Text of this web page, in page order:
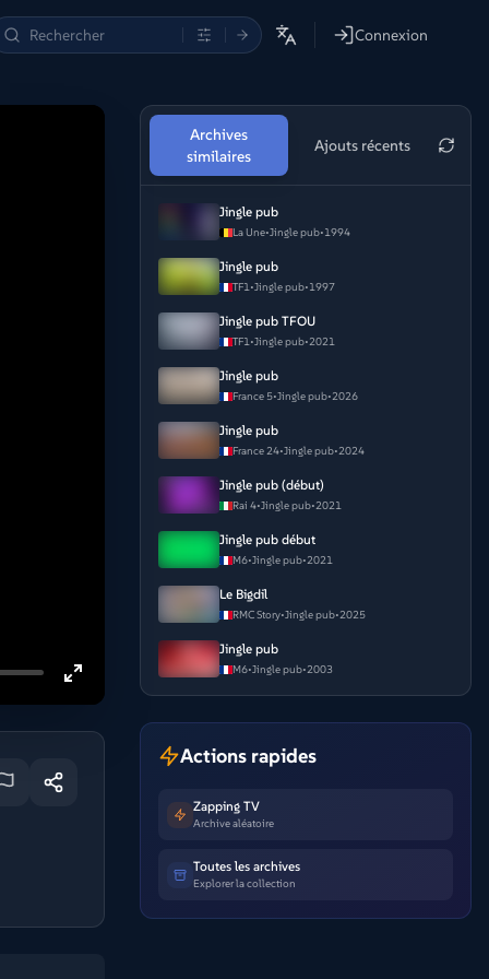
Connexion
Archives
similaires
Ajouts récents
Jingle pub
La Une•Jingle pub•1994
Jingle pub
TF1•Jingle pub•1997
Jingle pub TFOU
TF1•Jingle pub•2021
Jingle pub
France 5•Jingle pub•2026
Jingle pub
France 24•Jingle pub•2024
Jingle pub (début)
Rai 4•Jingle pub•2021
Jingle pub début
M6•Jingle pub•2021
Le Bigdil
RMC Story•Jingle pub•2025
Jingle pub
M6•Jingle pub•2003
Actions rapides
Zapping TV
Archive aléatoire
Toutes les archives
Explorer la collection